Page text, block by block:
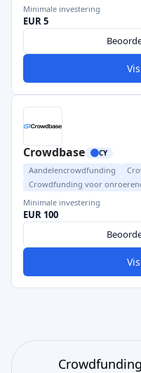
Minimale investering
EUR 5
Crowdbase CY
Aandelencrowdfunding
Crowdfunding voor
Minimale investering
EUR 100